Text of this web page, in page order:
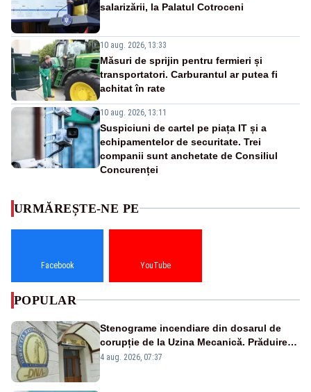
salarizării, la Palatul Cotroceni
10 aug. 2026, 13:33
Măsuri de sprijin pentru fermieri și
transportatori. Carburantul ar putea fi
achitat în rate
10 aug. 2026, 13:11
Suspiciuni de cartel pe piața IT și a
echipamentelor de securitate. Trei
companii sunt anchetate de Consiliul
Concurenței
URMĂREȘTE-NE PE
Facebook YouTube
POPULAR
Stenograme incendiare din dosarul de
corupție de la Uzina Mecanică. Prăduirea
banilor din programul SAFE, interceptată
4 aug. 2026, 07:37